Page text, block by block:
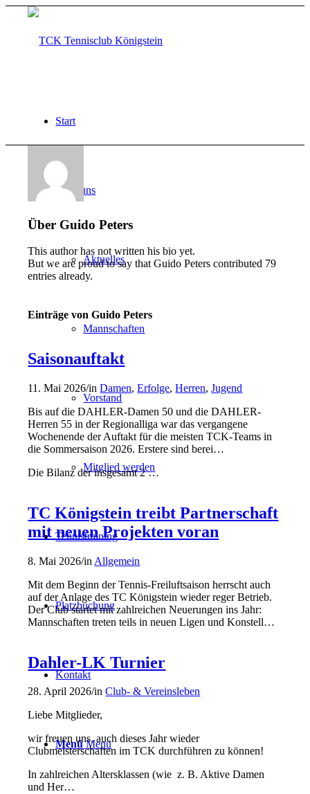
Start
Über uns
Aktuelles
Mannschaften
Vorstand
Mitglied werden
Tennistraining
Platzbuchung
Kontakt
Menü Menü
Über Guido Peters
This author has not written his bio yet.
But we are proud to say thatGuido Peters contributed 79
entries already.
Einträge von Guido Peters
Saisonauftakt
11. Mai 2026/inDamen,Erfolge,Herren,Jugend
Bis auf die DAHLER-Damen 50 und die DAHLER-
Herren 55 in der Regionalliga war das vergangene
Wochenende der Auftakt für die meisten TCK-Teams in
die Sommersaison 2026. Erstere sind berei…
Die Bilanz der insgesamt 2 …
TC Königstein treibt Partnerschaft
mit neuen Projekten voran
8. Mai 2026/in Allgemein
Mit dem Beginn der Tennis-Freiluftsaison herrscht auch
auf der Anlage des TC Königstein wieder reger Betrieb.
Der Club startet mit zahlreichen Neuerungen ins Jahr:
Mannschaften treten teils in neuen Ligen und Konstell…
Dahler-LK Turnier
28. April 2026/inClub- & Vereinsleben
Liebe Mitglieder,
wir freuen uns, auch dieses Jahr wieder
Clubmeisterschaften im TCK durchführen zu können!
In zahlreichen Altersklassen (wie z. B. Aktive Damen
und Her…